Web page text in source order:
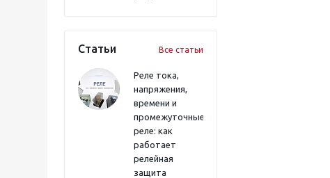
Статьи Все статьи
Реле тока,
напряжения,
времени и
промежуточные
реле: как
работает
релейная
защита